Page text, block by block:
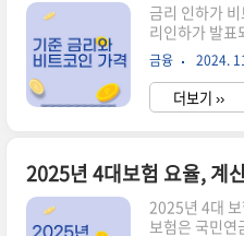
금리 인하가
리인하가 발표
대한 관심이 높
비트코인과 같
수 있습니다.
보다 고수익을
발해졌습니다.
리 인하와 비트
며, 이는 투자
합니다. 이번
금융 2024.
더보기 ››
2025년 4대보험 요율, 계
2025년 4대
보험은 국민연